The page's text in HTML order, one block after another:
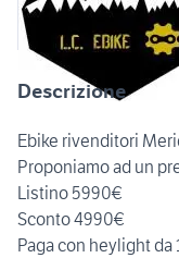
Descrizione
Ebike rivenditori
Proponiamo ad un
Listino 5990€
Sconto 4990€
Paga con heylight da